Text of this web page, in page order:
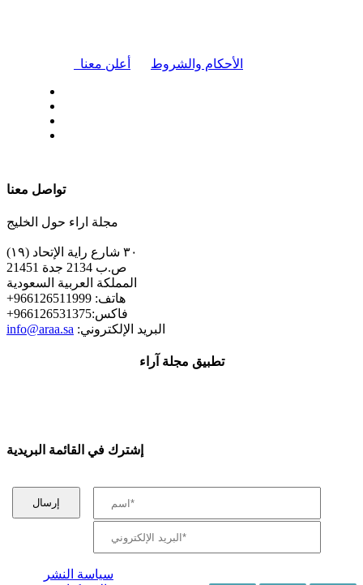
أعلن معنا الأحكام والشروط
تواصل معنا
مجلة اراء حول الخليج
٣٠ شارع راية الإتحاد (١٩)
ص.ب 2134 جدة 21451
المملكة العربية السعودية
+هاتف: 966126511999
+فاكس:966126531375
info@araa.sa :البريد الإلكتروني
تطبيق مجلة آراء
إشترك في القائمة البريدية
سياسة النشر